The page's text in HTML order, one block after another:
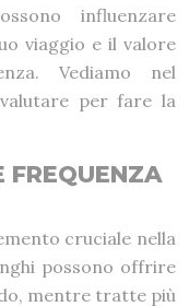
influenzare
viaggio e il valore
Vediamo nel
per fare la
FREQUENZA
cruciale nella
possono offrire
mentre tratte più